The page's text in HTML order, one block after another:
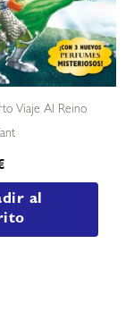
Viaje Al Reino
al